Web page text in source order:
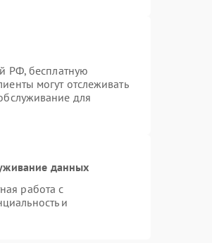
РФ, бесплатную
могут отслеживать
для
данных
работа с
и